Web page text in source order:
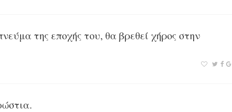
της εποχής του, θα βρεθεί χήρος στην